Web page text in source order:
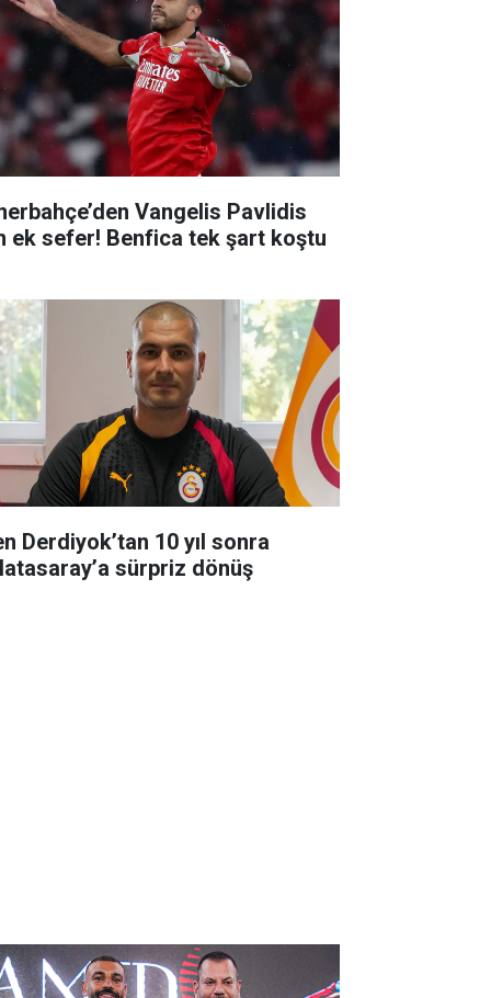
Vangelis Pavlidis
ek sefer! Benfica tek şart koştu
Derdiyok’tan 10 yıl sonra
sürpriz dönüş